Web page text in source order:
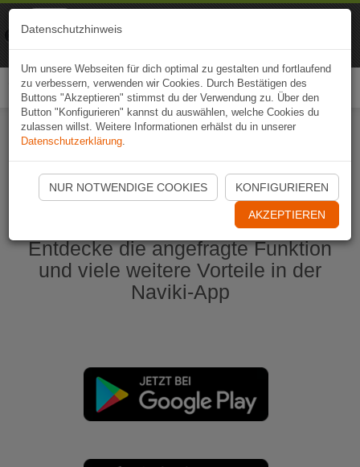
Naviki App jetzt öffnen
Entdecke die angefragte Funktion
und viele weitere Vorteile in der
Naviki-App
Datenschutzhinweis
Um unsere Webseiten für dich optimal zu gestalten und fortlaufend
zu verbessern, verwenden wir Cookies. Durch Bestätigen des
Buttons "Akzeptieren" stimmst du der Verwendung zu. Über den
Button "Konfigurieren" kannst du auswählen, welche Cookies du
zulassen willst. Weitere Informationen erhälst du in unserer
Datenschutzerklärung.
NUR NOTWENDIGE COOKIES KONFIGURIEREN
AKZEPTIEREN
Naviki